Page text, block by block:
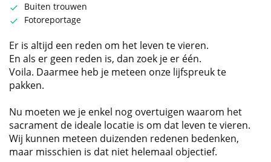
Buiten trouwen
Fotoreportage
Er is altijd een reden om het leven te vieren.
En als er geen reden is, dan zoek je er één.
Voila. Daarmee heb je meteen onze lijfspreuk te
pakken.
Nu moeten we je enkel nog overtuigen waarom het
sacrament de ideale locatie is om dat leven te vieren.
Wij kunnen meteen duizenden redenen bedenken,
maar misschien is dat niet helemaal objectief.